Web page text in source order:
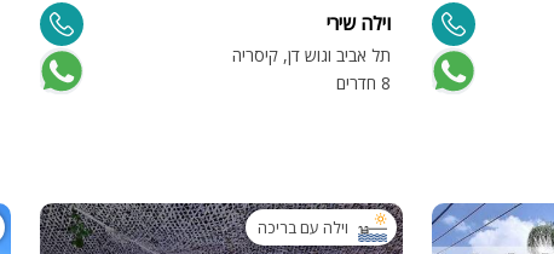
וילה שירי
תל אביב וגוש דן, קיסריה
8 חדרים
וילה עם בריכה